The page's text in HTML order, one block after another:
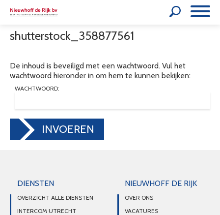
shutterstock_358877561
De inhoud is beveiligd met een wachtwoord. Vul het
wachtwoord hieronder in om hem te kunnen bekijken:
WACHTWOORD:
INVOEREN
DIENSTEN
OVERZICHT ALLE DIENSTEN
INTERCOM UTRECHT
NIEUWHOFF DE RIJK
OVER ONS
VACATURES